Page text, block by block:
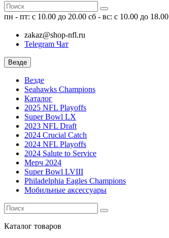
пн - пт: с 10.00 до 20.00 сб - вс: с 10.00 до 18.00
zakaz@shop-nfl.ru
Telegram Чат
Везде
Везде
Seahawks Champions
Каталог
2025 NFL Playoffs
Super Bowl LX
2023 NFL Draft
2024 Crucial Catch
2024 NFL Playoffs
2024 Salute to Service
Мерч 2024
Super Bowl LVIII
Philadelphia Eagles Champions
Мобильные аксессуары
Каталог товаров